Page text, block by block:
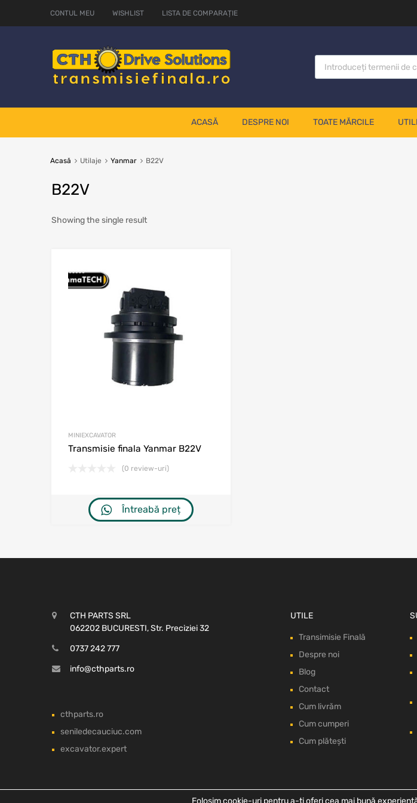
CONTUL MEU WISHLIST LISTA DE COMPARAȚIE
ACASĂ DESPRE NOI TOATE MĂRCILE
Acasă Utilaje Yanmar B22V
B22V
Showing the single result
MINIEXCAVATOR
Transmisie finala Yanmar B22V
(0 review-uri)
Întreabă preț
CTH PARTS SRL
062202 BUCURESTI, Str. Preciziei 32
0737 242 777
info@cthparts.ro
cthparts.ro
seniledecauciuc.com
excavator.expert
UTILE
Transimisie Finală
Despre noi
Blog
Contact
Cum livrăm
Cum cumperi
Cum plătești
Folosim cookie-uri pentru a-ți oferi cea mai bună